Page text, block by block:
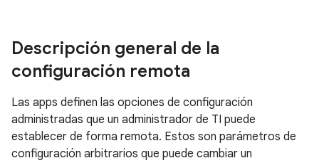
Descripción general de la
configuración remota
Las apps definen las opciones de configuración
administradas que un administrador de TI puede
establecer de forma remota. Estos son parámetros de
configuración arbitrarios que puede cambiar un